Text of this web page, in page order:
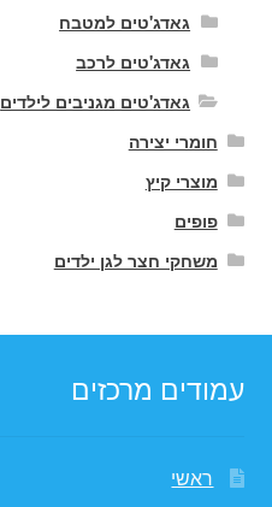
גאדג'טים למטבח
גאדג'טים לרכב
גאדג'טים מגניבים לילדים
חומרי יצירה
מוצרי קיץ
פופים
משחקי חצר לגן ילדים
עמודים מרכזים
ראשי